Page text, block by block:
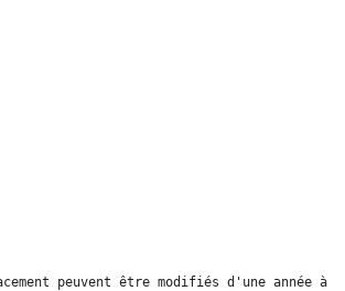
peuvent être modifiés d'une année à